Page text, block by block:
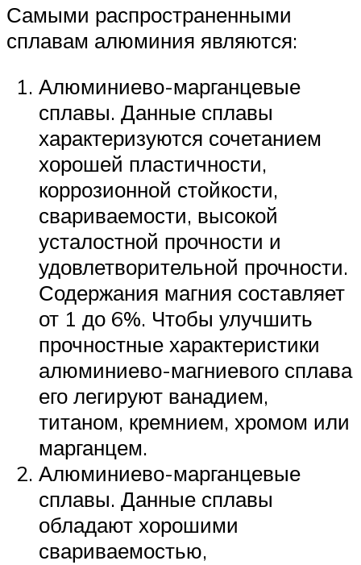
Самыми распространенными
сплавам алюминия являются:
Алюминиево-марганцевые
сплавы. Данные сплавы
характеризуются сочетанием
хорошей пластичности,
коррозионной стойкости,
свариваемости, высокой
усталостной прочности и
удовлетворительной прочности.
Содержания магния составляет
от 1 до 6%. Чтобы улучшить
прочностные характеристики
алюминиево-магниевого сплава
его легируют ванадием,
титаном, кремнием, хромом или
марганцем.
Алюминиево-марганцевые
сплавы. Данные сплавы
обладают хорошими
свариваемостью,